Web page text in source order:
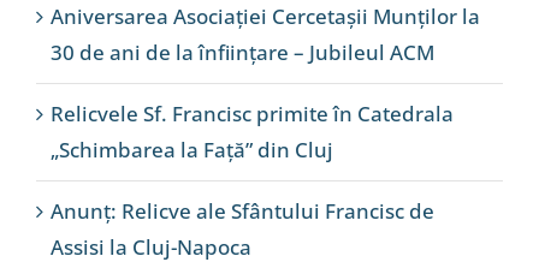
Aniversarea Asociației Cercetașii Munților la
30 de ani de la înființare – Jubileul ACM
Relicvele Sf. Francisc primite în Catedrala
„Schimbarea la Față” din Cluj
Anunț: Relicve ale Sfântului Francisc de
Assisi la Cluj-Napoca